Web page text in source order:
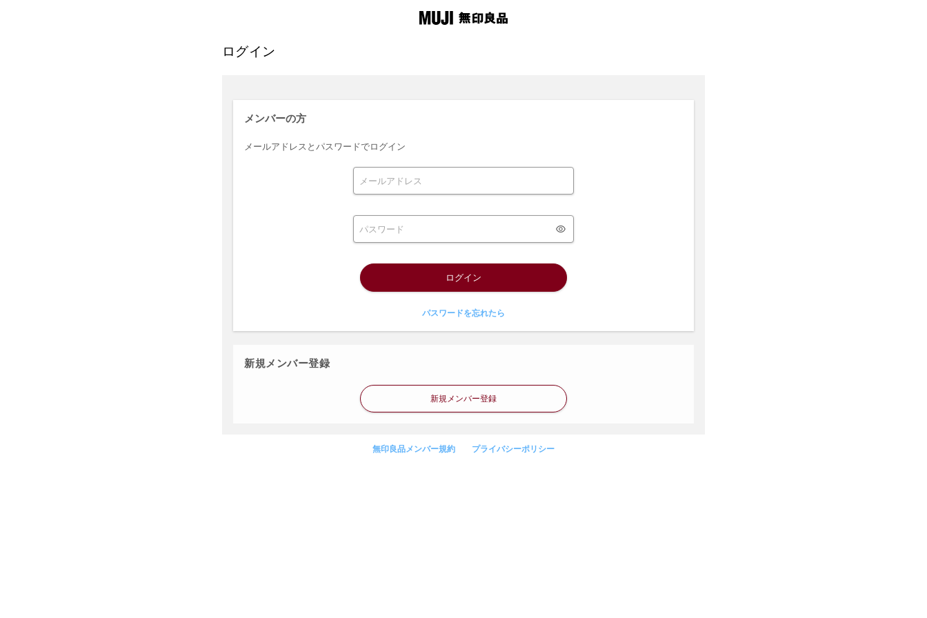
ログイン
メンバーの方
メールアドレスとパスワードでログイン
ログイン
パスワードを忘れたら
新規メンバー登録
新規メンバー登録
無印良品メンバー規約 プライバシーポリシー